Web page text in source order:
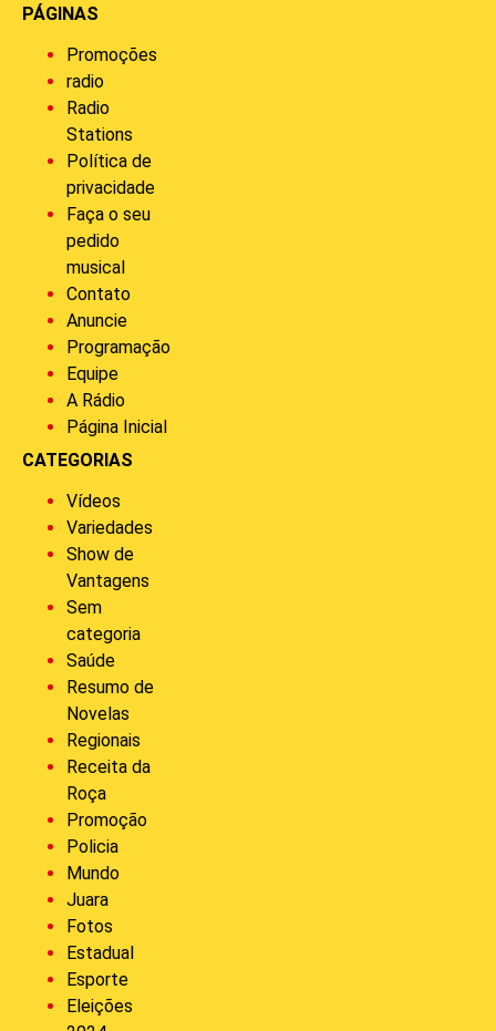
PÁGINAS
Promoções
radio
Radio
Stations
Política de
privacidade
Faça o seu
pedido
musical
Contato
Anuncie
Programação
Equipe
A Rádio
Página Inicial
CATEGORIAS
Vídeos
Variedades
Show de
Vantagens
Sem
categoria
Saúde
Resumo de
Novelas
Regionais
Receita da
Roça
Promoção
Policia
Mundo
Juara
Fotos
Estadual
Esporte
Eleições